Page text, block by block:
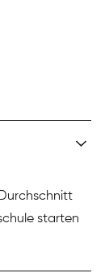
starten